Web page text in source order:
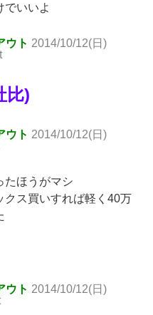
でいいよ
ウト 2014/10/12(日)
比)
ウト 2014/10/12(日)
たほうがマシ
クス買いすれば軽く40万
ウト 2014/10/12(日)